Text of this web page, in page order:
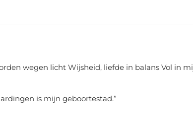
wegen licht Wijsheid, liefde in balans Vol in
is mijn geboortestad.”